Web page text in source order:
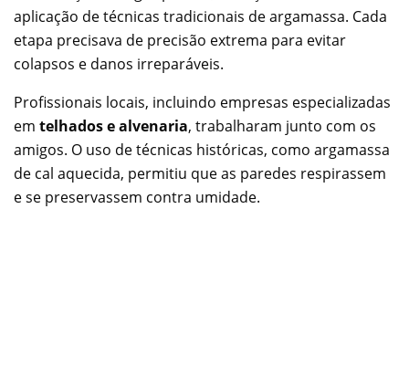
aplicação de técnicas tradicionais de argamassa. Cada
etapa precisava de precisão extrema para evitar
colapsos e danos irreparáveis.
Profissionais locais, incluindo empresas especializadas
em telhados e alvenaria, trabalharam junto com os
amigos. O uso de técnicas históricas, como argamassa
de cal aquecida, permitiu que as paredes respirassem
e se preservassem contra umidade.